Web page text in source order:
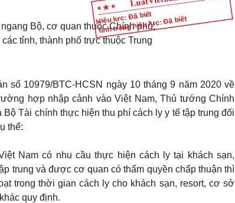
Hiệu lực: Đã biết
Tình trạng hiệu lực: Đã biết
Bộ, cơ quan thuộc Chính phủ;
tỉnh, thành phố trực thuộc Trung
số 10979/BTC-HCSN ngày 10 tháng 9 năm 2020 về
hợp nhập cảnh vào Việt Nam, Thủ tướng Chính
Tài chính thực hiện thu phí cách ly y tế tập trung đối
thể:
Nam có nhu cầu thực hiện cách ly tại khách sạn,
trung và được cơ quan có thẩm quyền chấp thuận thì
trong thời gian cách ly cho khách sạn, resort, cơ sở
quy định.